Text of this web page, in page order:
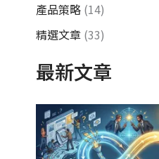
產品策略 (14)
精選文章 (33)
最新文章